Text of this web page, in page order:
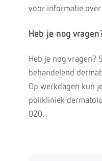
voor informatie over
Heb je nog
Heb je nog vragen?
behandelend
Op werkdagen kun
polikliniek
020.